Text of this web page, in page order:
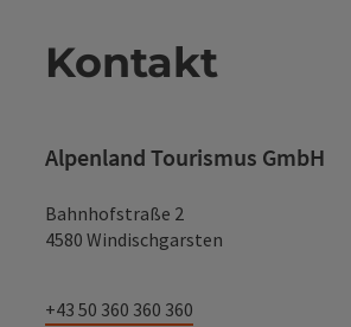
Kontakt
Alpenland Tourismus GmbH
Bahnhofstraße 2
4580 Windischgarsten
+43 50 360 360 360